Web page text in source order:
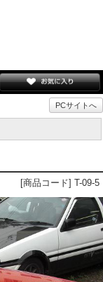
PCサイトへ
[商品コード] T-09-5